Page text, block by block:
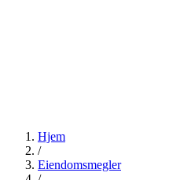
Hjem
/
Eiendomsmegler